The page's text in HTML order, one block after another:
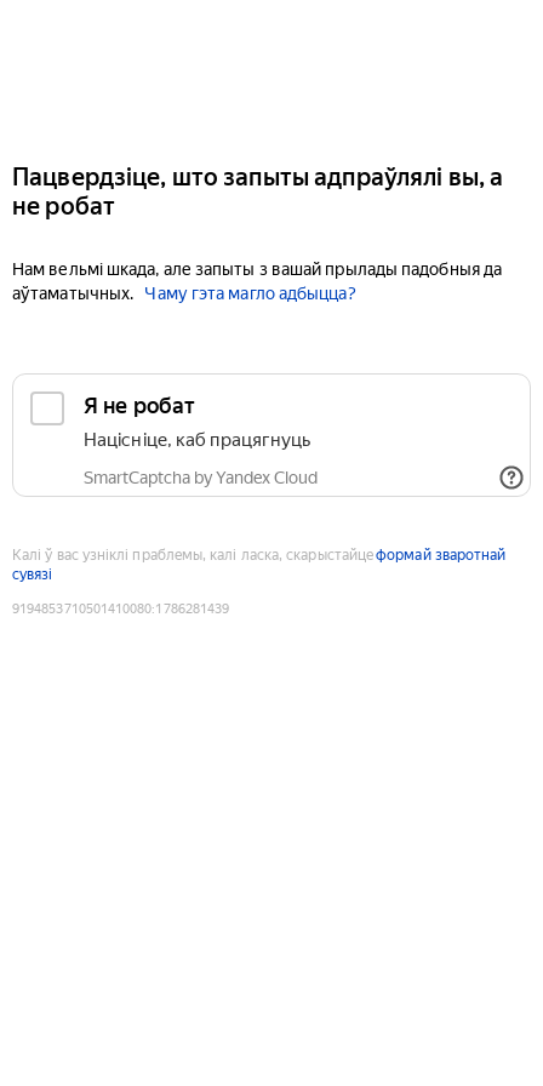
Пацвердзіце, што запыты адпраўлялі вы, а
не робат
Нам вельмі шкада, але запыты з вашай прылады падобныя да
аўтаматычных.
Чаму гэта магло адбыцца?
Я не робат
Націсніце, каб працягнуць
SmartCaptcha by Yandex Cloud
Калі ў вас узніклі праблемы, калі ласка, скарыстайцеформай зваротнай
сувязі
9194853710501410080:1786281439